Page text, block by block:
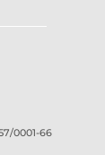
0001-66